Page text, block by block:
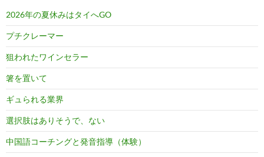
2026年の夏休みはタイへGO
プチクレーマー
狙われたワインセラー
箸を置いて
ギュられる業界
選択肢はありそうで、ない
中国語コーチングと発音指導（体験）